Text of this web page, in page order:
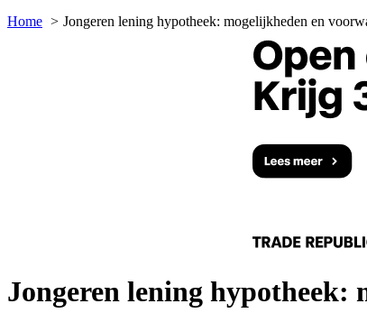
Home
Jongeren lening hypotheek: mogelijkheden en
Jongeren lening hypotheek: